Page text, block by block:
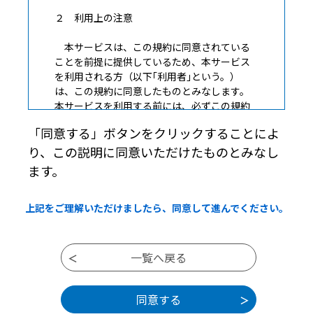
２ 利用上の注意
本サービスは、この規約に同意されている
ことを前提に提供しているため、本サービス
を利用される方（以下｢利用者｣という。）
は、この規約に同意したものとみなします。
本サービスを利用する前には、必ずこの規約
なお、この規約に同意できない場合には本サ
ービスを利用せず、他の方法により申請等の
３ 個人情報の保護
け付け、または処理した情報については、他
の事務の目的での利用や外部提供は行いませ
ん。また、個人情報保護関連法令に基づき厳
正に管理するものとします。なお、利用者が
本サービスを利用して大津市へ送信された個
「同意する」ボタンをクリックすることによ
り、この説明に同意いただけたものとみなし
ます。
上記をご理解いただけましたら、同意して進んでください。